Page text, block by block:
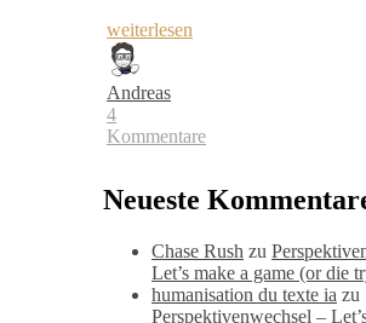
weiterlesen
Andreas
4
Kommentare
Neueste
Chase Rush zu
Let’s make a game (or die
humanisation du texte ia zu
Perspektivenwechsel –